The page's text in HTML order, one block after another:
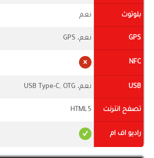
بلوتوث نعم
GPS نعم، GPS
NFC
USB نعم، USB Type-C, OTG
تصفح انترنت HTML5
راديو اف ام